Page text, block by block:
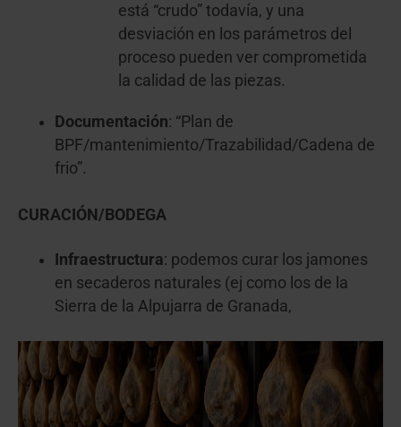
está “crudo” todavía, y una
desviación en los parámetros del
proceso pueden ver comprometida
la calidad de las piezas.
Documentación: “Plan de
BPF/mantenimiento/Trazabilidad/Cadena de
frio”.
CURACIÓN/BODEGA
Infraestructura: podemos curar los jamones
en secaderos naturales (ej como los de la
Sierra de la Alpujarra de Granada,